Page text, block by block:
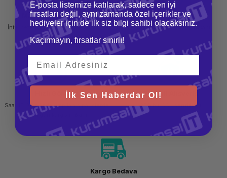
Mağazadan Teslimat
İnternetten sipariş et ve mağazadan
teslim al
İade ve Değişim
Kolay iade ve değişim imkanı
Hızlı Gönderi
Saat 15.00'a kadar yapılan siparişlerde
aynı gün kargo imkanı
Güvenli Alışveriş
256 bit SSL sertifikası
Kargo Bedava
E-posta listemize katılarak, sadece en iyi
fırsatları değil, aynı zamanda özel içerikler ve
hediyeler için de ilk siz bilgi sahibi olacaksınız.
Kaçırmayın, fırsatlar sınırlı!
İlk Sen Haberdar Ol!